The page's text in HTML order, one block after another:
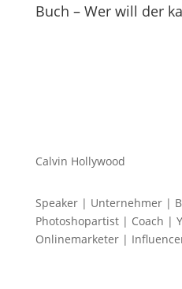
Buch – Wer will der
Calvin Hollywood
Speaker | Unternehmer |
Photoshopartist | Coach |
Onlinemarketer |